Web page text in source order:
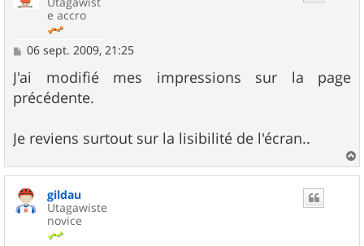
e accro
M
s
s
a
06 sept. 2009, 21:25
J'ai modifié mes impressions sur la page
précédente.
Je reviens surtout sur la lisibilité de l'écran..
a
gildau
Utagawiste
novice